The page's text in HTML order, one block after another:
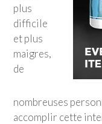
plus
difficile
et plus
maigres,
de
nombreuses
accomplir cette